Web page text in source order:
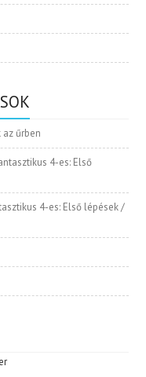
űrben
4-es: Első
4-es: Első lépések /